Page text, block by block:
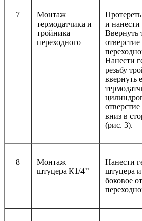
7
Монтаж
термодатчика и
тройника
переходного
и нанести
Ввернуть
Нанести
резьбу
ввернуть
вниз в
(рис. 3).
8
Монтаж
штуцера К1/4’’
Нанести
штуцера и
боковое